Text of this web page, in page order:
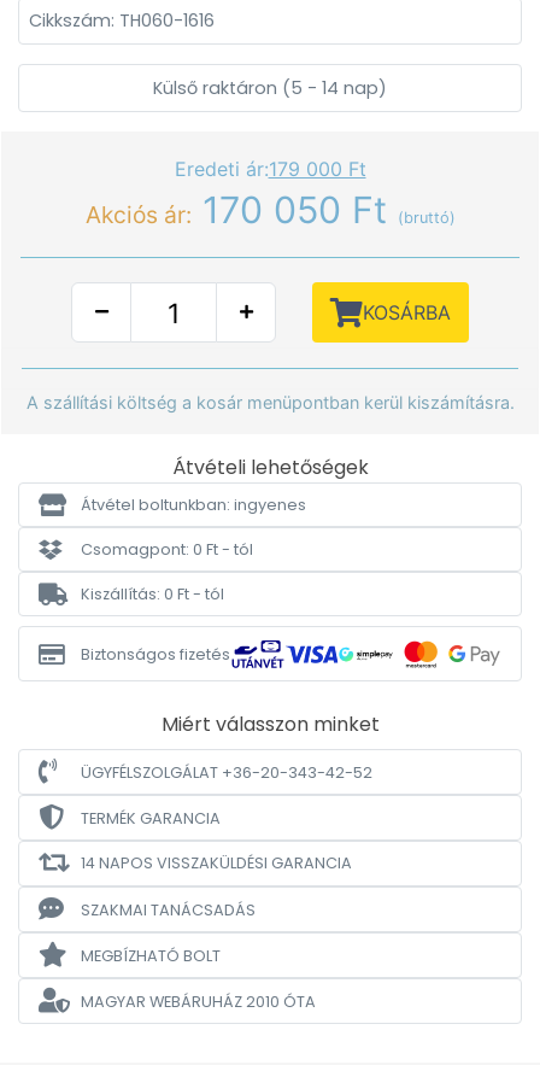
Cikkszám: TH060-1616
Külső raktáron (5 - 14 nap)
Eredeti ár:179 000 Ft
Akciós ár: 170 050 Ft (bruttó)
KOSÁRBA
A szállítási költség a kosár menüpontban kerül kiszámításra.
Átvételi lehetőségek
Átvétel boltunkban: ingyenes
Csomagpont: 0 Ft - tól
Kiszállítás: 0 Ft - tól
Biztonságos fizetés
Miért válasszon minket
ÜGYFÉLSZOLGÁLAT +36-20-343-42-52
TERMÉK GARANCIA
14 NAPOS VISSZAKÜLDÉSI GARANCIA
SZAKMAI TANÁCSADÁS
MEGBÍZHATÓ BOLT
MAGYAR WEBÁRUHÁZ2010 ÓTA